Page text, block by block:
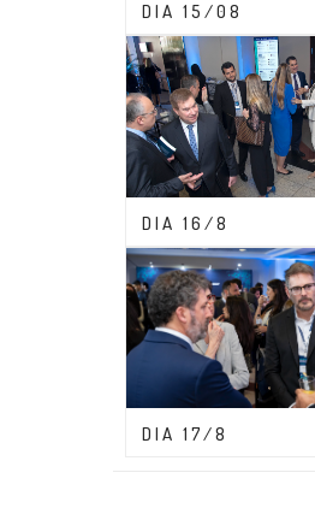
DIA 15/08
CONGRESSO ABDF 2023
DIA 16/8
CONGRESSO ABDF 2023
DIA 17/8
CONGRESSO ABDF 2023